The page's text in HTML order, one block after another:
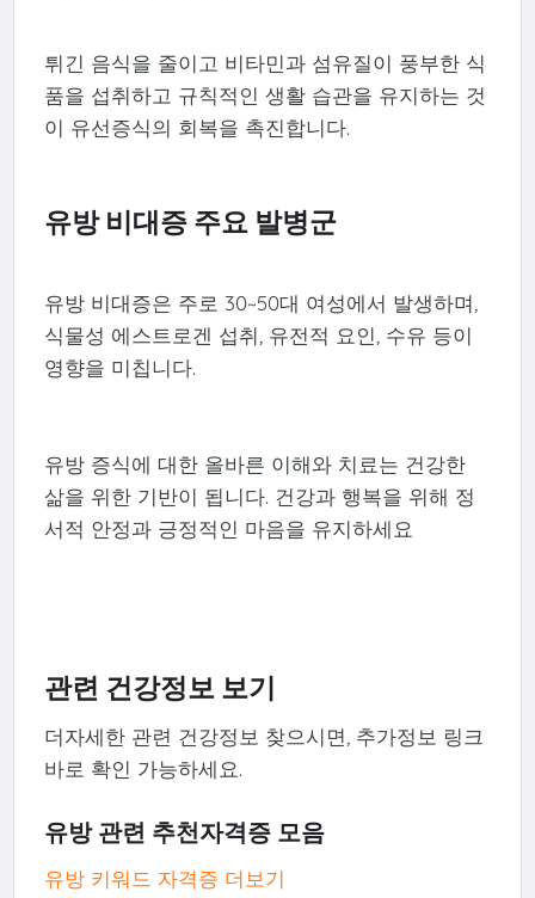
튀긴 음식을 줄이고 비타민과 섬유질이 풍부한 식
품을 섭취하고 규칙적인 생활 습관을 유지하는 것
이 유선증식의 회복을 촉진합니다.
유방 비대증 주요 발병군
유방 비대증은 주로 30~50대 여성에서 발생하며,
식물성 에스트로겐 섭취, 유전적 요인, 수유 등이
영향을 미칩니다.
유방 증식에 대한 올바른 이해와 치료는 건강한
삶을 위한 기반이 됩니다. 건강과 행복을 위해 정
서적 안정과 긍정적인 마음을 유지하세요
관련 건강정보 보기
더자세한 관련 건강정보 찾으시면, 추가정보 링크
바로 확인 가능하세요.
유방 관련 추천자격증 모음
유방 키워드 자격증 더보기